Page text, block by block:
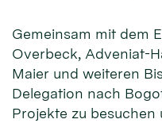
Gemeinsam mit dem
Overbeck, Adveniat-
Maier und weiteren
Delegation nach
Projekte zu